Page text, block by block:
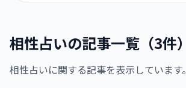
相性占いの記事一覧（3件）
相性占いに関する記事を表示しています。